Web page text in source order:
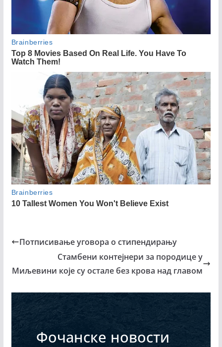
Потписивање уговора о стипендирању
Стамбени контејнери за породице у
Миљевини које су остале без крова над главом
Фочанске новости